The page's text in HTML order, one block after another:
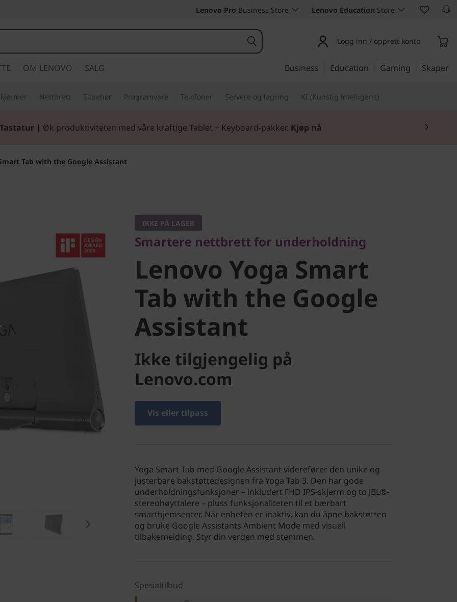
Lenovo Pro Business Store Lenovo Education Store
Logg inn / opprett konto
OM LENOVO SALG Business Education Gaming Skaper
Nettbrett Tilbehør Programvare Telefoner Servere og lagring KI (Kunstig intelligens)
| Øk produktiviteten med våre kraftige Tablet + Keyboard-pakker. Kjøp nå
Tab with the Google Assistant
Lenovo Yoga Smart
Tab with the Google
Assistant
IKKE PÅ LAGER
Smartere nettbrett for underholdning
Lenovo Yoga Smart
Tab with the Google
Assistant
Ikke tilgjengelig på
Lenovo.com
Vis eller tilpass
Yoga Smart Tab med Google Assistant viderefører den unike og
justerbare bakstøttedesignen fra Yoga Tab 3. Den har gode
underholdningsfunksjoner – inkludert FHD IPS-skjerm og to JBL®-
stereohøyttalere – pluss funksjonaliteten til et bærbart
smarthjemsenter. Når enheten er inaktiv, kan du åpne bakstøtten
og bruke Google Assistants Ambient Mode med visuell
tilbakemelding. Styr din verden med stemmen.
Spesialtilbud